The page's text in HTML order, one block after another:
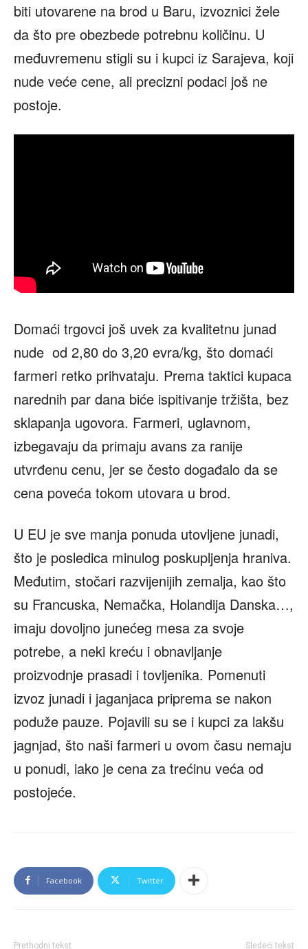
biti utovarene na brod u Baru, izvoznici žele
da što pre obezbede potrebnu količinu. U
međuvremenu stigli su i kupci iz Sarajeva, koji
nude veće cene, ali precizni podaci još ne
postoje.
Domaći trgovci još uvek za kvalitetnu junad
nude od 2,80 do 3,20 evra/kg, što domaći
farmeri retko prihvataju. Prema taktici kupaca
narednih par dana biće ispitivanje tržišta, bez
sklapanja ugovora. Farmeri, uglavnom,
izbegavaju da primaju avans za ranije
utvrđenu cenu, jer se često događalo da se
cena poveća tokom utovara u brod.
U EU je sve manja ponuda utovljene junadi,
što je posledica minulog poskupljenja hraniva.
Međutim, stočari razvijenijih zemalja, kao što
su Francuska, Nemačka, Holandija Danska…,
imaju dovoljno junećeg mesa za svoje
potrebe, a neki kreću i obnavljanje
proizvodnje prasadi i tovljenika. Pomenuti
izvoz junadi i jaganjaca priprema se nakon
poduže pauze. Pojavili su se i kupci za lakšu
jagnjad, što naši farmeri u ovom času nemaju
u ponudi, iako je cena za trećinu veća od
postojeće.
Facebook Twitter
Prethodni tekst Sledeći tekst